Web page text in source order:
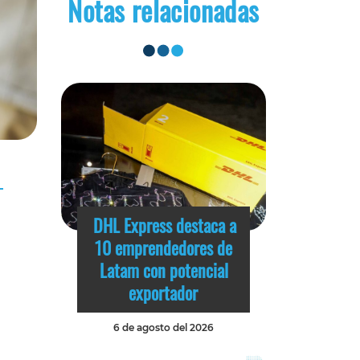
Notas relacionadas
DHL Express destaca a
10 emprendedores de
Latam con potencial
exportador
6 de agosto del 2026